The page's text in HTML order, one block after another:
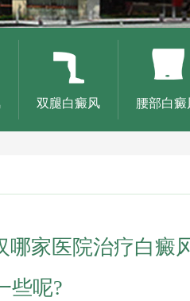
双腿白癜风 腰部白癜
哪家医院治疗白癜
些呢?